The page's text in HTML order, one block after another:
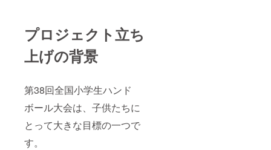
プロジェクト立ち
上げの背景
第38回全国小学生ハンド
ボール大会は、子供たちに
とって大きな目標の一つで
す。